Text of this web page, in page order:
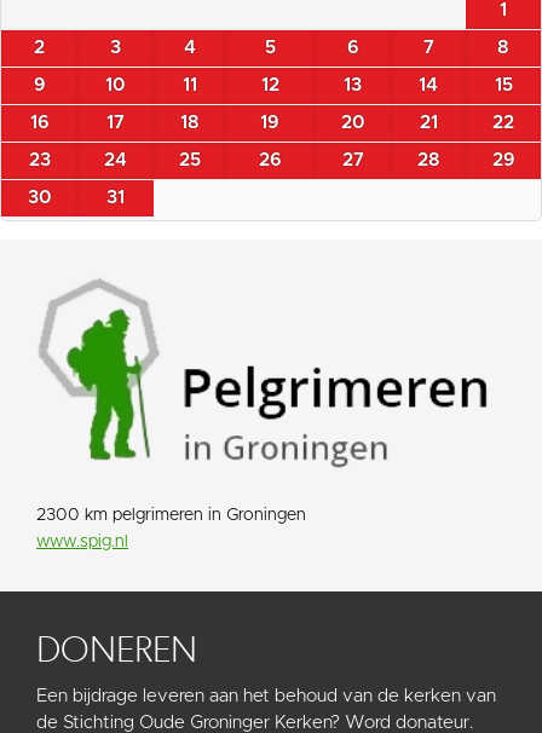
1
2 3 4 5 6 7 8
9 10 11 12 13 14 15
16 17 18 19 20 21 22
23 24 25 26 27 28 29
30 31
2300 km pelgrimeren in Groningen
www.spig.nl
DONEREN
Een bijdrage leveren aan het behoud van de kerken van
de Stichting Oude Groninger Kerken? Word donateur.